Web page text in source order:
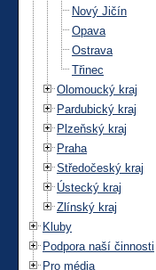
Nový Jičín
Opava
Ostrava
Třinec
Olomoucký kraj
Pardubický kraj
Plzeňský kraj
Praha
Středočeský kraj
Ústecký kraj
Zlínský kraj
Kluby
Podpora naší činnosti
Pro média